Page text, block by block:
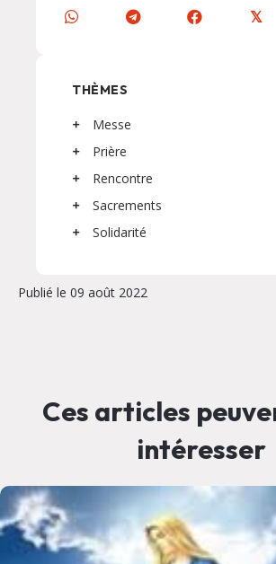
𝕏
THÈMES
Messe
Prière
Rencontre
Sacrements
Solidarité
Publié le 09 août 2022
Ces articles
intéresser